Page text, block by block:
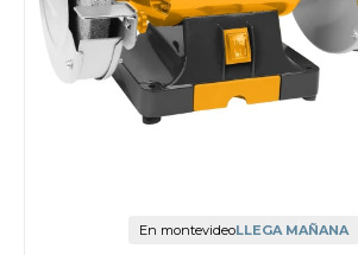
En montevideoLLEGA MAÑANA